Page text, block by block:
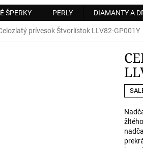
ŠPERKY PERLY DIAMANTY A
prívesok Štvorlístok LLV82-GP001Y